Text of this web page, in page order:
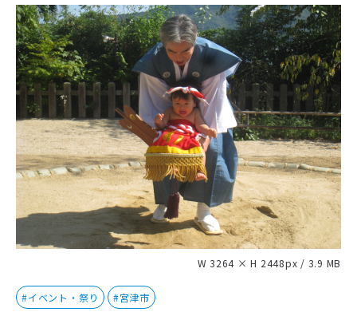
W 3264 × H 2448px / 3.9 MB
#イベント・祭り #宮津市